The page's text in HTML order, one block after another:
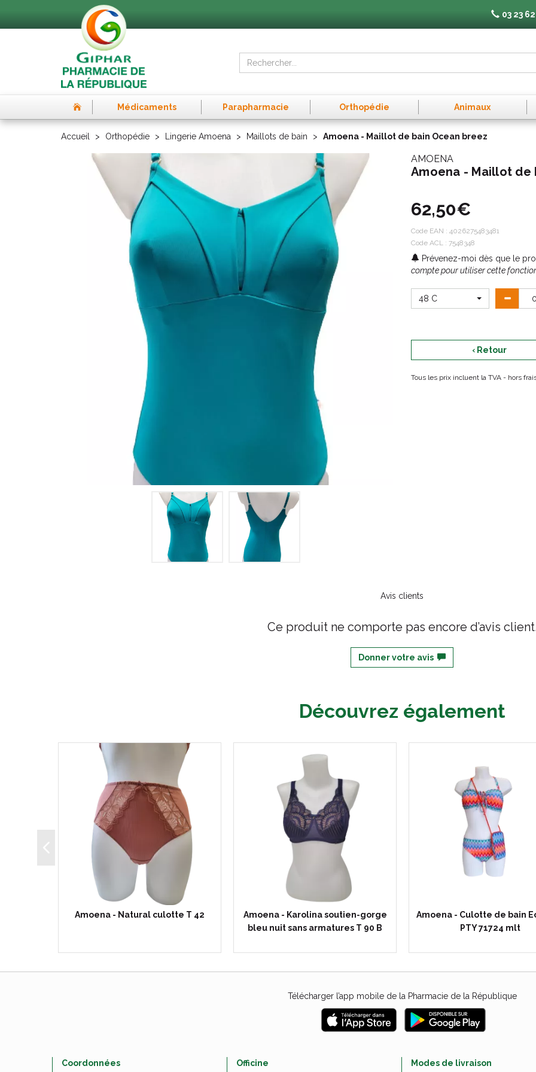
03 23
Médicaments Parapharmacie Orthopédie Animaux
Accueil Orthopédie Lingerie Amoena Maillots de bain Amoena - Maillot de bain Ocean breez
AMOENA
Amoena - Maillot de
62,50€
Code EAN : 4026275483481
Code ACL : 7548348
Prévenez-moi dès que le
compte pour utiliser cette
48 C
‹ Retour
Tous les prix incluent la TVA - hors
Avis clients
Ce produit ne comporte pas encore d’avis
Donner votre avis
Découvrez également
Amoena - Natural culotte T 42
Amoena - Karolina soutien-gorge
bleu nuit sans armatures T 90 B
Amoena - Culotte de bain
PTY 71724 mlt
Télécharger l’app mobile de la Pharmacie de la République
Coordonnées Officine Modes de livraison